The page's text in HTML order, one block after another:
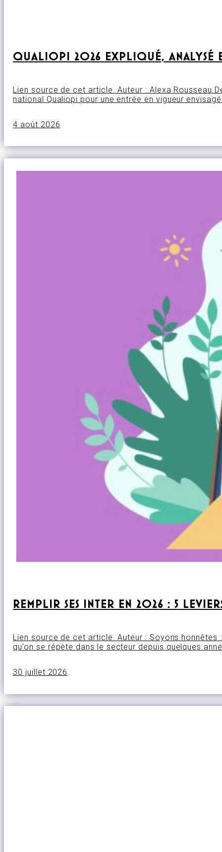
QUALIOPI 2026 EXPLIQUÉ, ANALYSÉ
Lien source de cet article. Auteur : Alexa Rousseau
national Qualiopi pour une entrée en vigueur
4 août 2026
REMPLIR SES INTER EN 2026 : 5
Lien source de cet article. Auteur : Soyons
qu’on se répète dans le secteur depuis quelques
30 juillet 2026